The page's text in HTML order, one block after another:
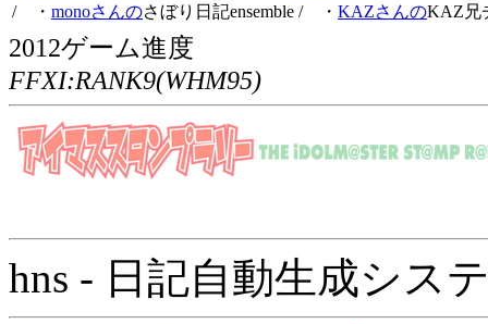
/ ・ monoさんのさぼり日記ensemble / ・ KAZさんのKAZ兄
2012ゲーム進度
FFXI:RANK9(WHM95)
hns - 日記自動生成シス